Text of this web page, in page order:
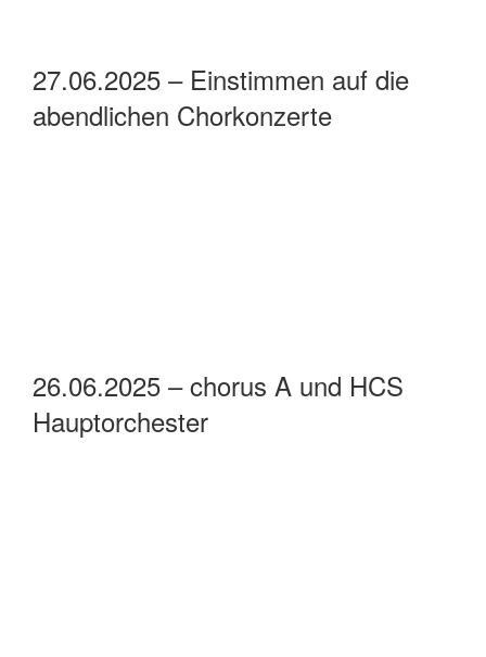
27.06.2025 – Einstimmen auf die
abendlichen Chorkonzerte
26.06.2025 – chorus A und HCS
Hauptorchester